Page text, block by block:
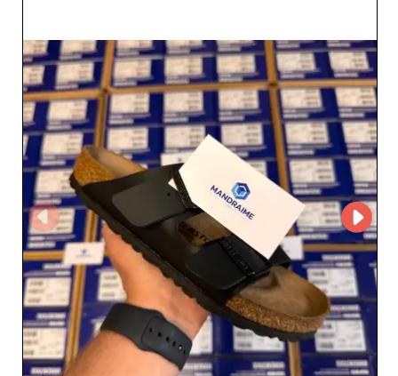
grossiste via sa fiche sur My Fashion Wholesaler pour
toute demande d’information, de devis ou de
partenariat. Cette approche permet aux professionnels
d’établir un contact direct et personnalisé avec le
fournisseur pour découvrir ses produits et conditions
commerciales. Reconnue pour son professionnalisme et
son service client irréprochable, l’entreprise s’impose
comme un partenaire de confiance pour les revendeurs
souhaitant optimiser leur offre. Les délais de traitement
rapides, les livraisons fiables et les prix compétitifs font
de MANDRAIME SUPPLY SP. Z O.O. un atout majeur pour
dynamiser vos ventes. Faites confiance à MANDRAIME
SUPPLY SP. Z O.O. pour booster votre assortiment de
chaussures et sneakers et offrir à vos clients des
modèles modernes, confortables et durables, à la
hauteur des attentes du marché actuel.